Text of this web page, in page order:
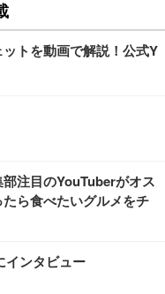
ットを動画で解説！公式Y
部注目のYouTuberがオス
ら食べたいグルメをチ
インタビュー